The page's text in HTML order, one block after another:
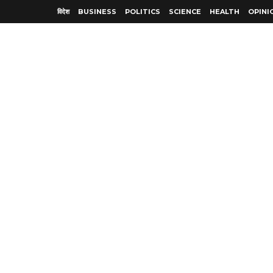
विदेश BUSINESS POLITICS SCIENCE HEALTH